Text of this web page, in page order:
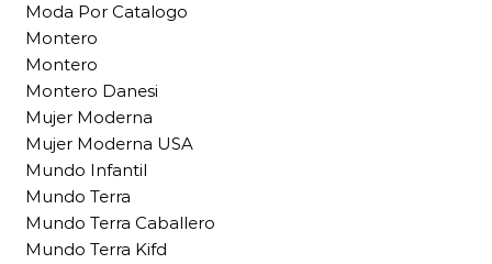
Moda Por Catalogo
Montero
Montero
Montero Danesi
Mujer Moderna
Mujer Moderna USA
Mundo Infantil
Mundo Terra
Mundo Terra Caballero
Mundo Terra Kifd